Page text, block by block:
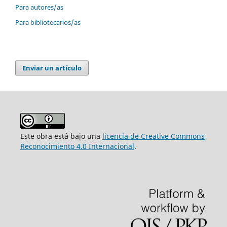
Para autores/as
Para bibliotecarios/as
Enviar un artículo
Este obra está bajo una licencia de Creative Commons
Reconocimiento 4.0 Internacional.